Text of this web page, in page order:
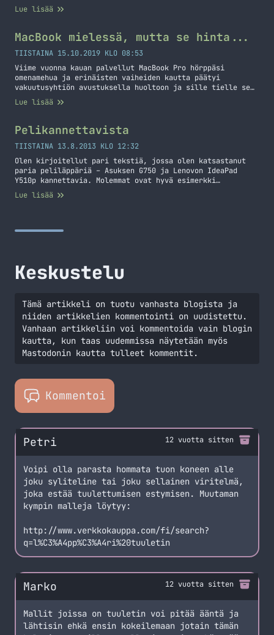
Blade ja Blade Pro Lopetus Podcast löytyy iTunesista,
hakusanalla markokaartinen ja linkit löytyy valikon
(https://markokaartinen.net/kategoria/podcast/) Seuraavan
podcastin aiheita voi esittää MarkoKaartinen.netissä tai
Twitterissä @MarkoK
Lue lisää
MacBook mielessä, mutta se hinta...
TIISTAINA 15.10.2019 KLO 08:53
Viime vuonna kauan palvellut MacBook Pro hörppäsi
omenamehua ja erinäisten vaiheiden kautta päätyi
vakuutusyhtiön avustuksella huoltoon ja sille tielle se
sitten jäi sillä sitä ei kannattanut enää korjata. Tuli
siis aika hankkia uusi kone työkäyttöön. Tässä en pitänyt
mentykin Windows koneen kanssa ja aina silloin tällöin…
Jatka lukemista MacBook mielessä, mutta se hinta…
Lue lisää
Pelikannettavista
TIISTAINA 13.8.2013 KLO 12:32
Olen kirjoitellut pari tekstiä, jossa olen katsastanut
paria peliläppäriä – Asuksen G750 ja Lenovon IdeaPad
Y510p kannettavia. Molemmat ovat hyvä esimerkki
suhteellisen järkevähintaisista pelikannettavista ja
molemmissa on hillittömästi tehoja eli puhuttiin
hyötyjä, haittoja sekä ihmetellään myös sitä mitä muuta
Lue lisää
Keskustelu
Tämä artikkeli on tuotu vanhasta blogista ja
niiden artikkelien kommentointi on uudistettu.
Vanhaan artikkeliin voi kommentoida vain blogin
kautta, kun taas uudemmissa näytetään myös
Mastodonin kautta tulleet kommentit.
Kommentoi
Petri 12 vuotta sitten
Voipi olla parasta hommata tuon koneen alle
joku syliteline tai joku sellainen viritelmä,
joka estää tuulettumisen estymisen. Muutaman
kympin malleja löytyy:
http://www.verkkokauppa.com/fi/search?
q=l%C3%A4pp%C3%A4ri%20tuuletin
Marko 12 vuotta sitten
Mallit joissa on tuuletin voi pitää ääntä ja
lähtisin ehkä ensin kokeilemaan jotain tämän